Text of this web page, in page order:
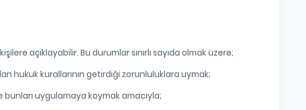
açıklayabilir. Bu durumlar sınırlı sayıda olmak üzere;
hukuk kurallarının getirdiği zorunluluklara uymak;
bunları uygulamaya koymak amacıyla;